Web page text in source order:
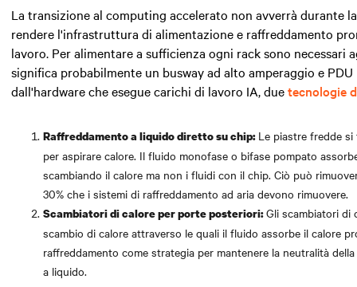
La transizione al computing accelerato non avverrà durante
rendere l'infrastruttura di alimentazione e raffreddamento
lavoro. Per alimentare a sufficienza ogni rack sono
significa probabilmente un busway ad alto amperaggio e
dall'hardware che esegue carichi di lavoro IA, duetecnologie
Raffreddamento a liquido diretto su chip: Le piastre fredde
per aspirare calore. Il fluido monofase o bifase pompato
scambiando il calore ma non i fluidi con il chip. Ciò può
30% che i sistemi di raffreddamento ad aria devono rimuovere.
Scambiatori di calore per porte posteriori:Gli scambiatori di
scambio di calore attraverso le quali il fluido assorbe il calore
raffreddamento come strategia per mantenere la neutralità
a liquido.